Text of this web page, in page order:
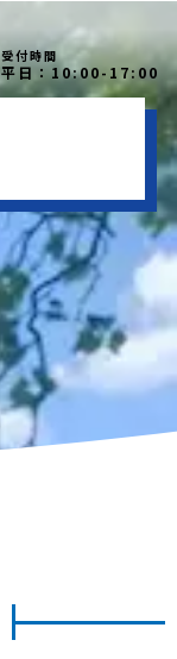
受付時間
平日：10:00-17:00